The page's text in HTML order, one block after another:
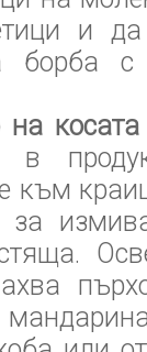
и да
борба
на косата
в
към
за